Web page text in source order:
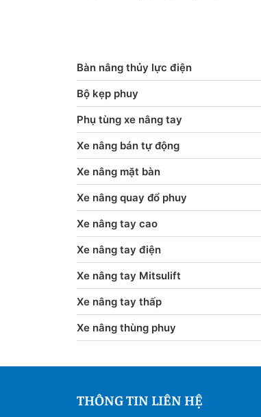
Bàn nâng thủy lực điện
Bộ kẹp phuy
Phụ tùng xe nâng tay
Xe nâng bán tự động
Xe nâng mặt bàn
Xe nâng quay đổ phuy
Xe nâng tay cao
Xe nâng tay điện
Xe nâng tay Mitsulift
Xe nâng tay thấp
Xe nâng thùng phuy
THÔNG TIN LIÊN HỆ